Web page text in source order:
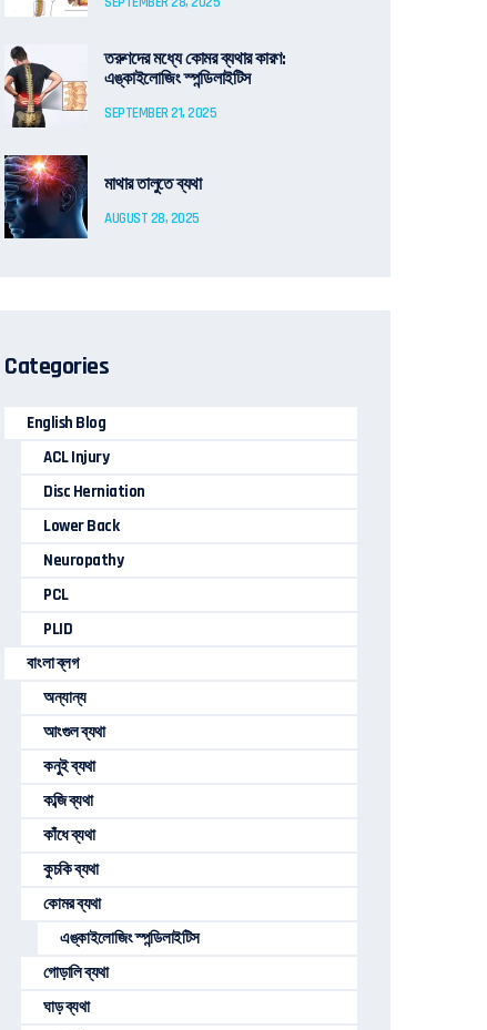
তরুণদের মধ্যে কোমর ব্যথার কারণ:
এঙ্কাইলোজিং স্পন্ডিলাইটিস
SEPTEMBER 21, 2025
মাথার তালুতে ব্যথা
AUGUST 28, 2025
Categories
English Blog
ACL Injury
Disc Herniation
Lower Back
Neuropathy
PCL
PLID
বাংলা ব্লগ
অন্যান্য
আংগুল ব্যথা
কনুই ব্যথা
কব্জি ব্যথা
কাঁধে ব্যথা
কুচকি ব্যথা
কোমর ব্যথা
এঙ্কাইলোজিং স্পন্ডিলাইটিস
গোড়ালি ব্যথা
ঘাড় ব্যথা